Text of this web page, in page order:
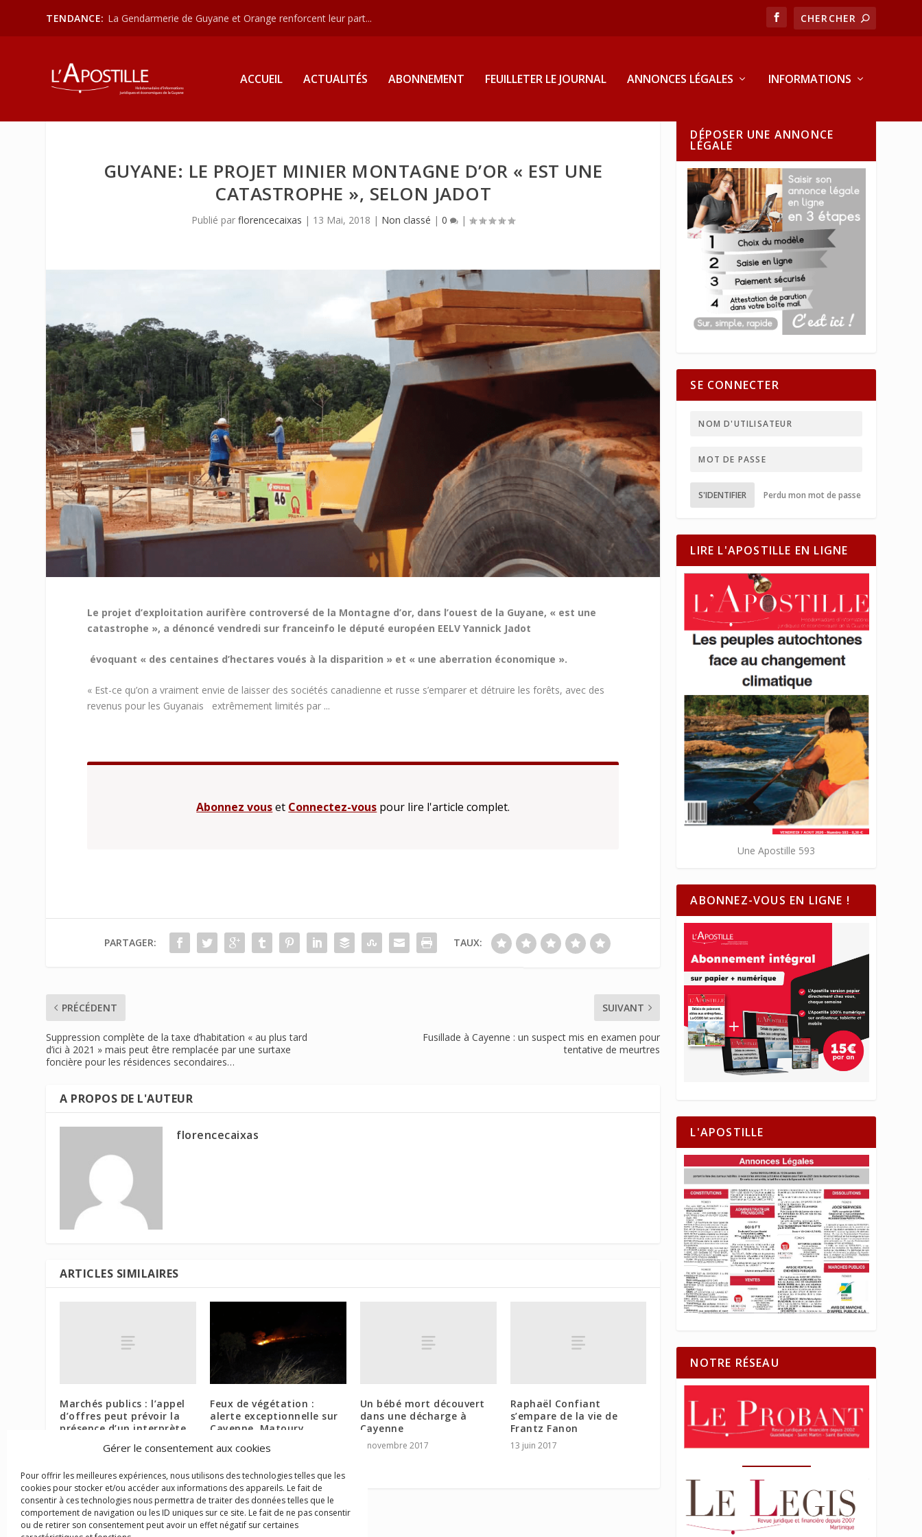
Gérer le consentement aux cookies
Pour offrir les meilleures expériences, nous utilisons des technologies telles que les
cookies pour stocker et/ou accéder aux informations des appareils. Le fait de
consentir à ces technologies nous permettra de traiter des données telles que le
comportement de navigation ou les ID uniques sur ce site. Le fait de ne pas consentir
ou de retirer son consentement peut avoir un effet négatif sur certaines
TENDANCE: La Gendarmerie de Guyane et Orange renforcent leur part...
ACCUEIL ACTUALITÉS ABONNEMENT FEUILLETER LE JOURNAL ANNONCES LÉGALES INFORMATIONS
GUYANE: LE PROJET MINIER MONTAGNE D’OR « EST UNE
CATASTROPHE », SELON JADOT
Publié parflorencecaixas | 13 Mai, 2018 | Non classé |0 |
Le projet d’exploitation aurifère controversé de la Montagne d’or, dans l’ouest de la Guyane, « est une
catastrophe », a dénoncévendredi sur franceinfo le député européen EELV Yannick Jadot
évoquant « des centaines d’hectares voués à la disparition » et « une aberration économique ».
« Est-ce qu’on a vraiment envie de laisser des sociétés canadienne et russe s’emparer et détruire les forêts, avec des
revenus pour les Guyanais extrêmement limités par ...
Abonnez vouset Connectez-vous pour lire l'article complet.
PARTAGER: TAUX:
PRÉCÉDENT
Suppression complète de la taxe d’habitation « au plus tard
d’ici à 2021 » mais peut être remplacée par une surtaxe
foncière pour les résidences secondaires…
SUIVANT
Fusillade à Cayenne : un suspect mis en examen pour
tentative de meurtres
A PROPOS DE L'AUTEUR
florencecaixas
ARTICLES SIMILAIRES
Marchés publics : l’appel
d’offres peut prévoir la
présence d’un interprète
8 décembre 2017
Feux de végétation :
alerte exceptionnelle sur
Cayenne, Matoury,
Kourou (Plage et CSG)
28 novembre 2016
Un bébé mort découvert
dans une décharge à
Cayenne
8 novembre 2017
Raphaël Confiant
s’empare de la vie de
Frantz Fanon
13 juin 2017
DÉPOSER UNE ANNONCE
LÉGALE
SE CONNECTER
S'IDENTIFIER Perdu mon mot de passe
LIRE L'APOSTILLE EN LIGNE
Une Apostille 593
ABONNEZ-VOUS EN LIGNE !
L'APOSTILLE
NOTRE RÉSEAU